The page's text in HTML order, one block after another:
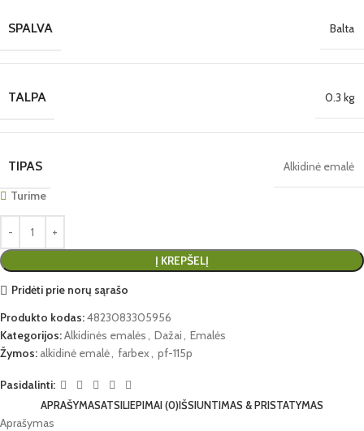
SPALVA Balta
TALPA 0.3 kg
TIPAS
Alkidinė emalė
Turime
Į KREPŠELĮ
Pridėti prie norų sąrašo
Produkto kodas:4823083305956
Kategorijos:Alkidinės emalės, Dažai, Emalės
Žymos: alkidinė emalė, farbex, pf-115p
Pasidalinti:
APRAŠYMASATSILIEPIMAI (0)IŠSIUNTIMAS & PRISTATYMAS
Aprašymas